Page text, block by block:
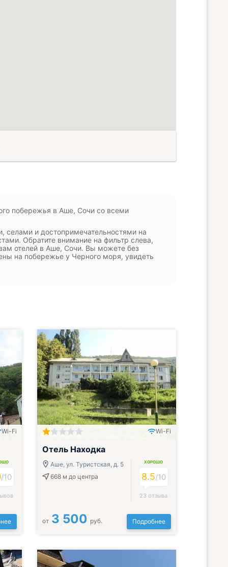
побережья в Аше, Сочи со всеми
селами и достопримечательностями на
Обратите внимание на фильтр слева,
отелей в Аше, Сочи. Вы можете без
на побережье у Черного моря, увидеть
Wi-Fi
/10
Wi-Fi
Отель Находка
Аше, ул. Туристская, д. 5
668 м до центра
ХОРОШО
8.5/10
23 отзыва
от 3 500 руб. Подробнее